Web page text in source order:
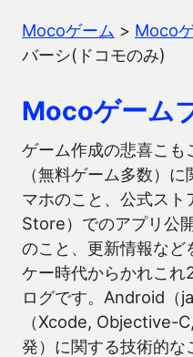
Mocoゲーム > Moco
バーシ(ドコモのみ)
Mocoゲーム
ゲーム作成の悲喜こ
（無料ゲーム多数）
マホのこと、公式ス
Store）でのアプリ公
のこと、更新情報など
ケー時代からかれこ
ログです。Android（
（Xcode, Objective-
発）に関する技術的な